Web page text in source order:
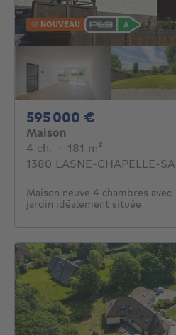
NOUVEAU
595 000 €
Maison
4 ch. 4 chambres
· 181 m²
1380 LASNE-CHAPELLE-
Maison neuve 4 chambres avec
jardin idéalement située